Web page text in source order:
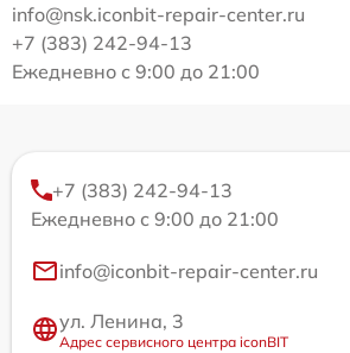
info@nsk.iconbit-repair-center.ru
+7 (383) 242-94-13
Ежедневно с 9:00 до 21:00
+7 (383) 242-94-13
Ежедневно с 9:00 до 21:00
info@iconbit-repair-center.ru
ул. Ленина, 3
Адрес сервисного центра iconBIT